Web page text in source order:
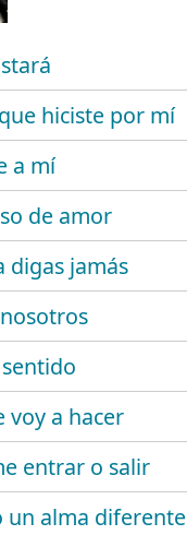
hiciste por mí
a mí
de amor
digas jamás
voy a hacer
entrar o salir
un alma diferente